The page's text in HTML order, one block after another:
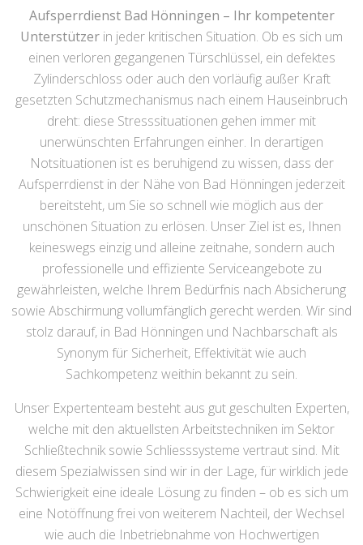
Aufsperrdienst Bad Hönningen – Ihr kompetenter
Unterstützer in jeder kritischen Situation. Ob es sich um
einen verloren gegangenen Türschlüssel, ein defektes
Zylinderschloss oder auch den vorläufig außer Kraft
gesetzten Schutzmechanismus nach einem Hauseinbruch
dreht: diese Stresssituationen gehen immer mit
unerwünschten Erfahrungen einher. In derartigen
Notsituationen ist es beruhigend zu wissen, dass der
Aufsperrdienst in der Nähe von Bad Hönningen jederzeit
bereitsteht, um Sie so schnell wie möglich aus der
unschönen Situation zu erlösen. Unser Ziel ist es, Ihnen
keineswegs einzig und alleine zeitnahe, sondern auch
professionelle und effiziente Serviceangebote zu
gewährleisten, welche Ihrem Bedürfnis nach Absicherung
sowie Abschirmung vollumfänglich gerecht werden. Wir sind
stolz darauf, in Bad Hönningen und Nachbarschaft als
Synonym für Sicherheit, Effektivität wie auch
Sachkompetenz weithin bekannt zu sein.
Unser Expertenteam besteht aus gut geschulten Experten,
welche mit den aktuellsten Arbeitstechniken im Sektor
Schließtechnik sowie Schliesssysteme vertraut sind. Mit
diesem Spezialwissen sind wir in der Lage, für wirklich jede
Schwierigkeit eine ideale Lösung zu finden – ob es sich um
eine Notöffnung frei von weiterem Nachteil, der Wechsel
wie auch die Inbetriebnahme von Hochwertigen